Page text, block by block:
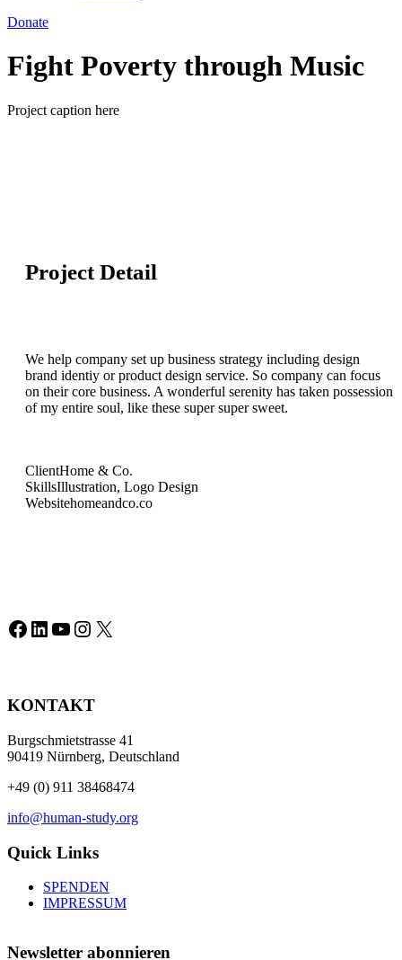
Donate
Fight Poverty through Music
Project caption here
Project Detail
We help company set up business strategy including design
brand identiy or product design service. So company can focus
on their core business. A wonderful serenity has taken possession
of my entire soul, like these super super sweet.
ClientHome & Co.
SkillsIllustration, Logo Design
Websitehomeandco.co
Facebook
LinkedIn
YouTube
Instagram
X
KONTAKT
Burgschmietstrasse 41
90419 Nürnberg, Deutschland
+49 (0) 911 38468474
info@human-study.org
Quick Links
SPENDEN
IMPRESSUM
Newsletter abonnieren